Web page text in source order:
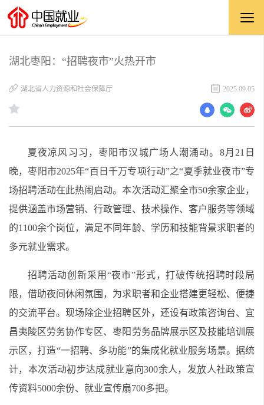
湖北枣阳：“招聘夜市”火热开市
湖北省人力资源和社会保障厅 2025.09.05
夏夜凉风习习，枣阳市汉城广场人潮涌动。8月21日
晚，枣阳市2025年“百日千万专项行动”之“夏季就业夜市”专
场招聘活动在此热闹启动。本次活动汇聚全市50余家企业，
提供涵盖市场营销、行政管理、技术操作、客户服务等领域
的1100余个岗位，满足不同年龄、学历和技能背景求职者的
多元就业需求。
招聘活动创新采用“夜市”形式，打破传统招聘时段局
限，借助夜间休闲氛围，为求职者和企业搭建更轻松、便捷
的交流平台。现场除企业招聘区外，还设有政策咨询台、宜
昌夷陵区劳务协作专区、枣阳劳务品牌展示区及技能培训展
示区，打造“一招聘、多功能”的集成化就业服务场景。据统
计，本次活动初步达成就业意向300余人，发放人社政策宣
传资料5000余份、就业宣传扇700多把。